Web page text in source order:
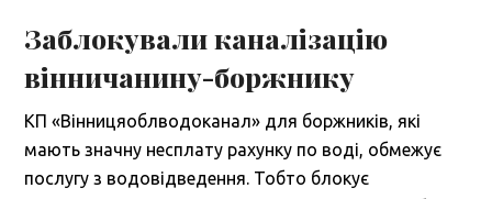
Заблокували каналізацію
вінничанину-боржнику
КП «Вінницяоблводоканал» для боржників, які
мають значну несплату рахунку по воді, обмежує
послугу з водовідведення. Тобто блокує